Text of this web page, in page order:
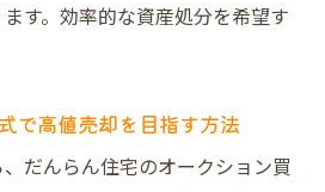
す。効率的な資産処分を希望す
で高値売却を目指す方法
だんらん住宅のオークション買